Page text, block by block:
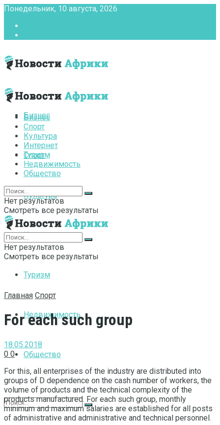
Понедельник, 10 августа, 2026
Бизнес
Спорт
Культура
Интернет
Туризм
Недвижимость
Общество
Бизнес
Спорт
Культура
Интернет
Туризм
Недвижимость
Общество
Нет результатов
Смотреть все результаты
Нет результатов
Смотреть все результаты
Главная Спорт
For each such group
18.05.2018
0 0
For this, all enterprises of the industry are distributed into
groups of D dependence on the cash number of workers, the
volume of products and the technical complexity of the
products manufactured. For each such group, monthly
minimum and maximum salaries are established for all posts
of administrative and administrative and technical personnel.